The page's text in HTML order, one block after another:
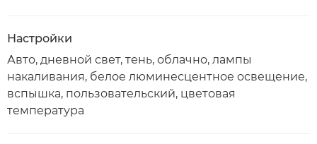
Настройки
Авто, дневной свет, тень, облачно, лампы
накаливания, белое люминесцентное освещение,
вспышка, пользовательский, цветовая
температура